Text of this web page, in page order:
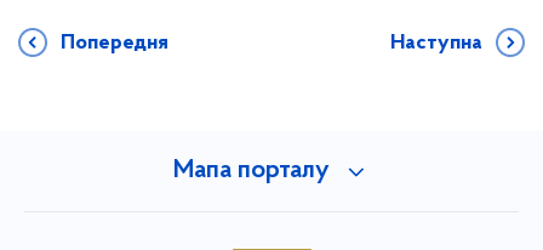
Попередня Наступна
Мапа порталу